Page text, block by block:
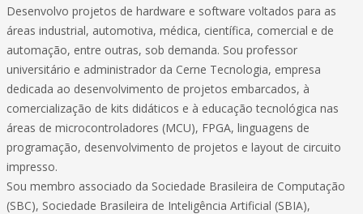
Desenvolvo projetos de hardware e software voltados para as
áreas industrial, automotiva, médica, científica, comercial e de
automação, entre outras, sob demanda. Sou professor
universitário e administrador da Cerne Tecnologia, empresa
dedicada ao desenvolvimento de projetos embarcados, à
comercialização de kits didáticos e à educação tecnológica nas
áreas de microcontroladores (MCU), FPGA, linguagens de
programação, desenvolvimento de projetos e layout de circuito
impresso.
Sou membro associado da Sociedade Brasileira de Computação
(SBC), Sociedade Brasileira de Inteligência Artificial (SBIA),